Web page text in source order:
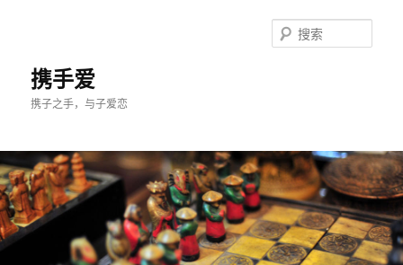
携手爱
携子之手，与子爱恋
索